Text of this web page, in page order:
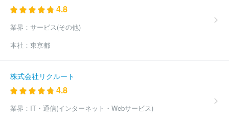
4.8
業界： サービス(その他)
本社： 東京都
株式会社リクルート
4.8
業界： IT・通信(インターネット・Webサービス)